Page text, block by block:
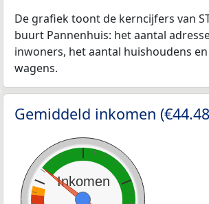
De grafiek toont de kerncijfers van
buurt Pannenhuis: het aantal
inwoners, het aantal huishoudens
wagens.
Gemiddeld inkomen
Inkomen